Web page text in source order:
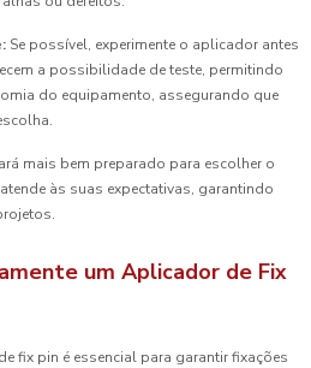
Se possível, experimente o aplicador antes
a possibilidade de teste, permitindo
do equipamento, assegurando que
mais bem preparado para escolher o
às suas expectativas, garantindo
um Aplicador de Fix
fix pin é essencial para garantir fixações